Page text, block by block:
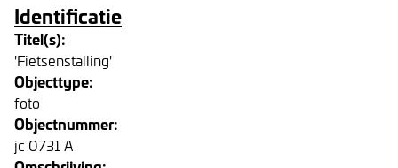
Identificatie
Titel(s):
'Fietsenstalling'
Objecttype:
foto
Objectnummer:
jc 0731 A